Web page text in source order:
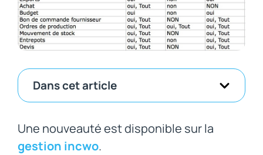
Dans cet article
Une nouveauté est disponible sur la
gestion incwo.